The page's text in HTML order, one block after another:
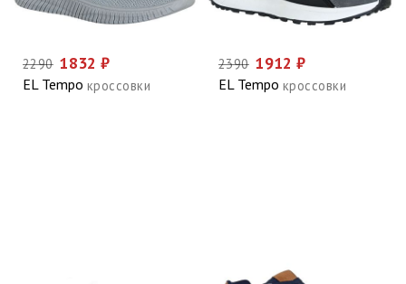
2290 1832 ₽
EL Tempo кроссовки
2390 1912 ₽
EL Tempo кроссовки